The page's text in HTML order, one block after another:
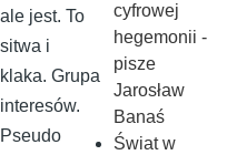
ale jest. To
sitwa i
klaka. Grupa
interesów.
Pseudo
cyfrowej
hegemonii -
pisze
Jarosław
Banaś
Świat w